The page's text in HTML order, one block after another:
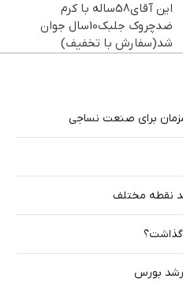
این آقای58ساله با کرم
ضدچروک جلبک10سال جوان
شد(سفارش با تخفیف)
برای صنعت نساجی
نقطه مختلف
گذاشت؟
رشد بورس